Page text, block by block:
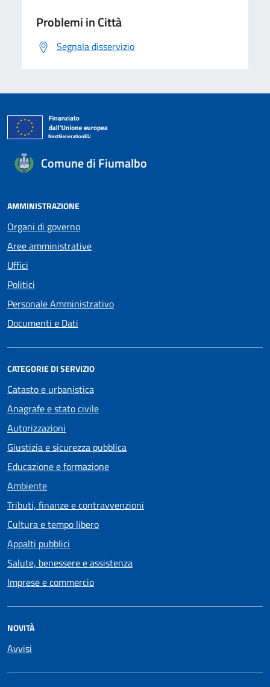
Problemi in Città
Segnala disservizio
Comune di Fiumalbo
AMMINISTRAZIONE
Organi di governo
Aree amministrative
Uffici
Politici
Personale Amministrativo
Documenti e Dati
CATEGORIE DI SERVIZIO
Catasto e urbanistica
Anagrafe e stato civile
Autorizzazioni
Giustizia e sicurezza pubblica
Educazione e formazione
Ambiente
Tributi, finanze e contravvenzioni
Cultura e tempo libero
Appalti pubblici
Salute, benessere e assistenza
Imprese e commercio
NOVITÀ
Avvisi